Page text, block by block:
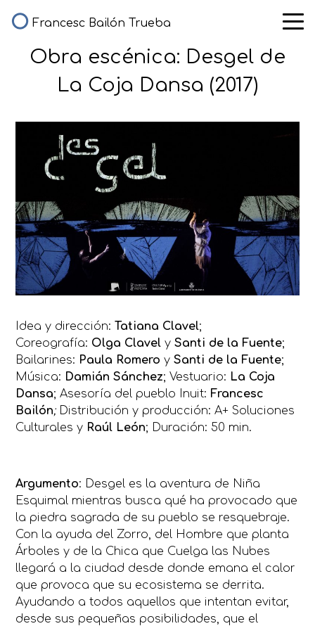
Francesc Bailón Trueba
Obra escénica: Desgel de
La Coja Dansa (2017)
Idea y dirección:Tatiana Clavel;
Coreografía: Olga Clavel ySanti de la Fuente;
Bailarines: Paula Romero ySanti de la Fuente;
Música: Damián Sánchez; Vestuario: La Coja
Dansa; Asesoría del pueblo Inuit: Francesc
Bailón;
Distribución y producción: A+ Soluciones
Culturales y Raúl León; Duración: 50 min.
Argumento: Desgel es la aventura de Niña
Esquimal mientras busca qué ha provocado que
la piedra sagrada de su pueblo se resquebraje.
Con la ayuda del Zorro, del Hombre que planta
Árboles y de la Chica que Cuelga las Nubes
llegará a la ciudad desde donde emana el calor
que provoca que su ecosistema se derrita.
Ayudando a todos aquellos que intentan evitar,
desde sus pequeñas posibilidades, que el